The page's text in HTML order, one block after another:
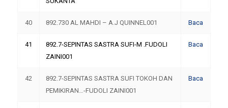
40 892.730 AL MAHDI – A.J QUINNEL001 Baca
41
892.7-SEPINTAS SASTRA SUFI-M .FUDOLI
ZAINI001
Baca
42
892.7-SEPINTAS SASTRA SUFI TOKOH DAN
PEMIKIRAN…-FUDOLI ZAINI001
Baca